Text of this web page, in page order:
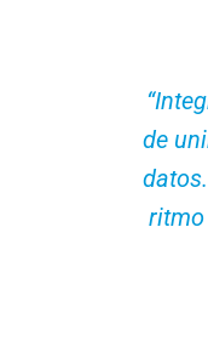
de
ritmo